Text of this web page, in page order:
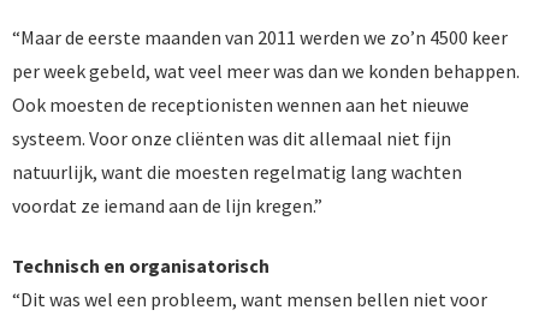
“Maar de eerste maanden van 2011 werden we zo’n 4500 keer
per week gebeld, wat veel meer was dan we konden behappen.
Ook moesten de receptionisten wennen aan het nieuwe
systeem. Voor onze cliënten was dit allemaal niet fijn
natuurlijk, want die moesten regelmatig lang wachten
voordat ze iemand aan de lijn kregen.”
Technisch en organisatorisch
“Dit was wel een probleem, want mensen bellen niet voor